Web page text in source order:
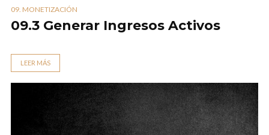
09. MONETIZACIÓN
09.3 Generar Ingresos Activos
LEER MÁS